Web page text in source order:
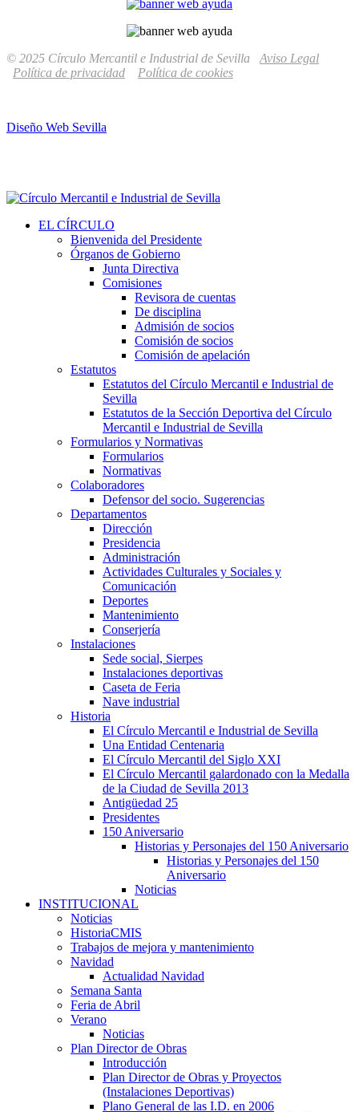
© 2025 Círculo Mercantil e Industrial de Sevilla Aviso Legal
Política de privacidad
Política de cookies
Diseño Web Sevilla
EL CÍRCULO
Bienvenida del Presidente
Órganos de Gobierno
Junta Directiva
Comisiones
Revisora de cuentas
De disciplina
Admisión de socios
Comisión de socios
Comisión de apelación
Estatutos
Estatutos del Círculo Mercantil e Industrial de
Sevilla
Estatutos de la Sección Deportiva del Círculo
Mercantil e Industrial de Sevilla
Formularios y Normativas
Formularios
Normativas
Colaboradores
Defensor del socio. Sugerencias
Departamentos
Dirección
Presidencia
Administración
Actividades Culturales y Sociales y
Comunicación
Deportes
Mantenimiento
Conserjería
Instalaciones
Sede social, Sierpes
Instalaciones deportivas
Caseta de Feria
Nave industrial
Historia
El Círculo Mercantil e Industrial de Sevilla
Una Entidad Centenaria
El Círculo Mercantil del Siglo XXI
El Círculo Mercantil galardonado con la Medalla
de la Ciudad de Sevilla 2013
Antigüedad 25
Presidentes
150 Aniversario
Historias y Personajes del 150 Aniversario
Historias y Personajes del 150
Aniversario
Noticias
INSTITUCIONAL
Noticias
HistoriaCMIS
Trabajos de mejora y mantenimiento
Navidad
Actualidad Navidad
Semana Santa
Feria de Abril
Verano
Noticias
Plan Director de Obras
Introducción
Plan Director de Obras y Proyectos
(Instalaciones Deportivas)
Plano General de las I.D. en 2006